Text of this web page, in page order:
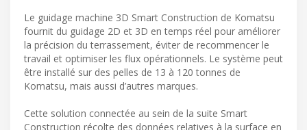
Le guidage machine 3D Smart Construction de Komatsu
fournit du guidage 2D et 3D en temps réel pour améliorer
la précision du terrassement, éviter de recommencer le
travail et optimiser les flux opérationnels. Le système peut
être installé sur des pelles de 13 à 120 tonnes de
Komatsu, mais aussi d’autres marques.
Cette solution connectée au sein de la suite Smart
Construction récolte des données relatives à la surface en